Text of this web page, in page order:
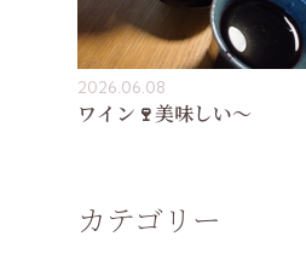
2026.06.08
ワイン🍷美味しい〜
カテゴリー